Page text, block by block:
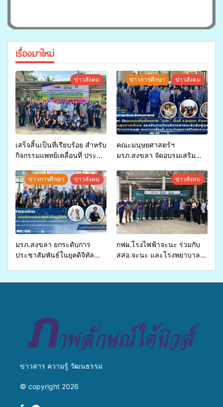
เรื่องมาใหม่
ข่าวสังคม
เสร็จสิ้นเป็นที่เรียบร้อย สำหรับ
กิจกรรมแพทย์เคลื่อนที่ ประจำ
สุขภาพแก่ประชาชนในพื้นที่
อำเภอจะนะ
ข่าวการศึกษา ข่าวสังคม
คณะมนุษยศาสตร์ฯ
มรภ.สงขลา จัดอบรมเสริม
จ่ายงบกองทุนสุขภาพตำบล
รองรับการจัดบริการพาหนะรับ
ส่งผู้ทุพพลภาพเพื่อเข้ารับ
บริการสาธารณสุข ลดความ
เหลื่อมล้ำ ยกระดับคุณภาพ
ชีวิตประชาชนอย่างยั่งยืน
ข่าวการศึกษา ข่าวสังคม
มรภ.สงขลา ยกระดับการ
ประชาสัมพันธ์ในยุคดิจิทัล
ข่าวสังคม
กฟผ.โรงไฟฟ้าจะนะ ร่วมกับ
สสอ.จะนะ และโรงพยาบาล
ข่าวสาร ความรู้ วัฒนธรรม
© copyright 2026